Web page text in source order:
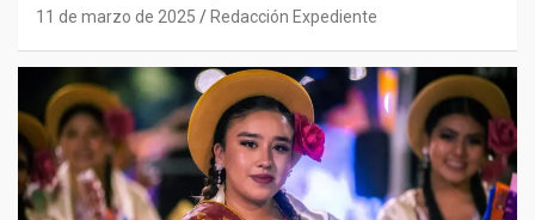
11 de marzo de 2025 Redacción Expediente